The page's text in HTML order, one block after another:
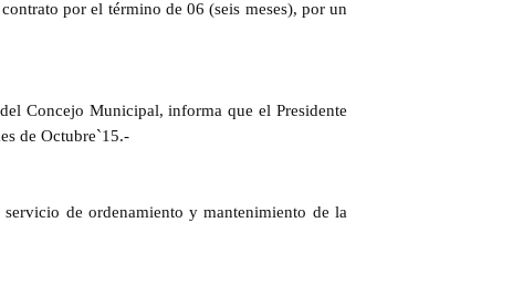
por el término de 06 (seis meses), por un
Concejo Municipal, informa que el Presidente
de Octubre`15.-
servicio de ordenamiento y mantenimiento de la